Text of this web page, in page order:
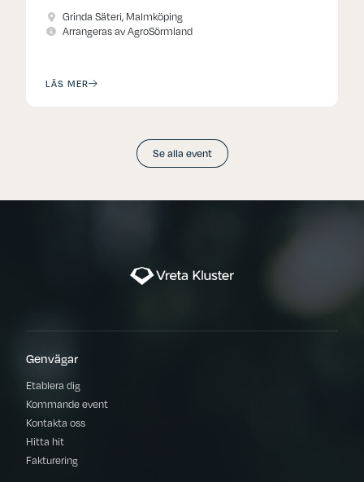
Grinda Säteri, Malmköping
Arrangeras av AgroSörmland
LÄS MER
Se alla event
Genvägar
Etablera dig
Kommande event
Kontakta oss
Hitta hit
Fakturering